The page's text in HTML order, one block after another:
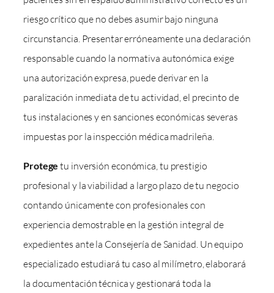
riesgo crítico que no debes asumir bajo ninguna
circunstancia. Presentar erróneamente una declaración
responsable cuando la normativa autonómica exige
una autorización expresa, puede derivar en la
paralización inmediata de tu actividad, el precinto de
tus instalaciones y en sanciones económicas severas
impuestas por la inspección médica madrileña.
Protege tu inversión económica, tu prestigio
profesional y la viabilidad a largo plazo de tu negocio
contando únicamente con profesionales con
experiencia demostrable en la gestión integral de
expedientes ante la Consejería de Sanidad. Un equipo
especializado estudiará tu caso al milímetro, elaborará
la documentación técnica y gestionará toda la